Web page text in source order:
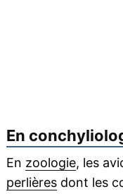
En
En zoologie, les
perlièresdont les